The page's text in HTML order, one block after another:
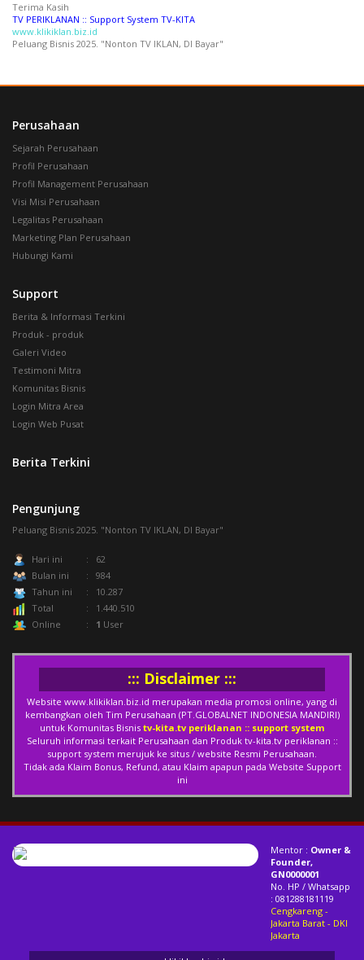
Terima Kasih
TV PERIKLANAN :: Support System TV-KITA
www.klikiklan.biz.id
Peluang Bisnis 2025. "Nonton TV IKLAN, DI Bayar"
Perusahaan
Sejarah Perusahaan
Profil Perusahaan
Profil Management Perusahaan
Visi Misi Perusahaan
Legalitas Perusahaan
Marketing Plan Perusahaan
Hubungi Kami
Support
Berita & Informasi Terkini
Produk - produk
Galeri Video
Testimoni Mitra
Komunitas Bisnis
Login Mitra Area
Login Web Pusat
Berita Terkini
Pengunjung
Peluang Bisnis 2025. "Nonton TV IKLAN, DI Bayar"
Hari ini
: 62
Bulan ini
: 984
Tahun ini
: 10.287
Total
: 1.440.510
Online
: 1 User
::: Disclaimer :::
Website www.klikiklan.biz.id merupakan media promosi online, yang di
kembangkan oleh Tim Perusahaan (PT.GLOBALNET INDONESIA MANDIRI)
untuk Komunitas Bisnis tv-kita.tv periklanan :: support system
Seluruh informasi terkait Perusahaan dan Produk tv-kita.tv periklanan ::
support system merujuk ke situs / website Resmi Perusahaan.
Tidak ada Klaim Bonus, Refund, atau Klaim apapun pada Website Support
ini
Mentor : Owner &
Founder,
GN0000001
No. HP / Whatsapp
: 081288181119
Cengkareng -
Jakarta Barat - DKI
Jakarta